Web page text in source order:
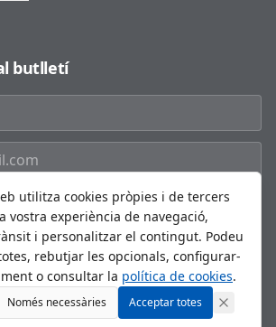
butlletí
Subscriure'm
de Sant Just Desvern. Tots els drets
reservats.
utilitza cookies pròpies i de tercers
vostra experiència de navegació,
i personalitzar el contingut. Podeu
rebutjar les opcionals, configurar-
o consultar la política de cookies.
Només necessàries Acceptar totes